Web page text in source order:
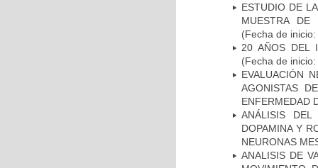
ESTUDIO DE
MUESTRA DE
(Fecha de
20 AÑOS DEL
(Fecha de
EVALUACIÓN
AGONISTAS
ENFERMEDAD
ANÁLISIS
DOPAMINA Y
NEURONAS
ANALISIS DE